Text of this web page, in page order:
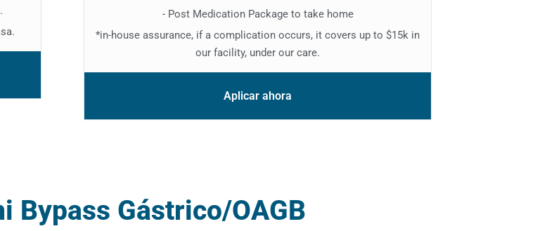
- Post Medication Package to take home
*in-house assurance, if a complication occurs, it covers up to $15k in
our facility, under our care.
Aplicar ahora
Bypass Gástrico/OAGB